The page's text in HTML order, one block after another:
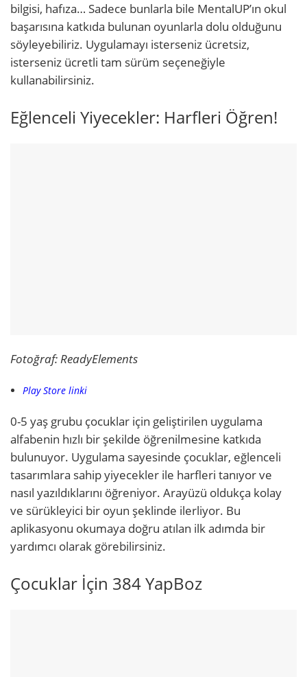
bilgisi, hafıza… Sadece bunlarla bile MentalUP’ın okul
başarısına katkıda bulunan oyunlarla dolu olduğunu
söyleyebiliriz. Uygulamayı isterseniz ücretsiz,
isterseniz ücretli tam sürüm seçeneğiyle
kullanabilirsiniz.
Eğlenceli Yiyecekler: Harfleri Öğren!
Fotoğraf: ReadyElements
Play Store linki
0-5 yaş grubu çocuklar için geliştirilen uygulama
alfabenin hızlı bir şekilde öğrenilmesine katkıda
bulunuyor. Uygulama sayesinde çocuklar, eğlenceli
tasarımlara sahip yiyecekler ile harfleri tanıyor ve
nasıl yazıldıklarını öğreniyor. Arayüzü oldukça kolay
ve sürükleyici bir oyun şeklinde ilerliyor. Bu
aplikasyonu okumaya doğru atılan ilk adımda bir
yardımcı olarak görebilirsiniz.
Çocuklar İçin 384 YapBoz